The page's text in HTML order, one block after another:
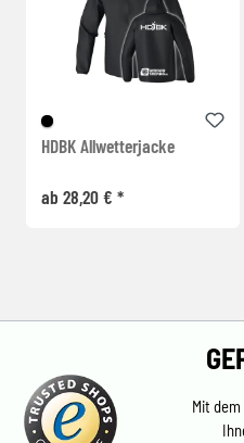
HDBK Allwetterjacke
ab 28,20 € *
Mit